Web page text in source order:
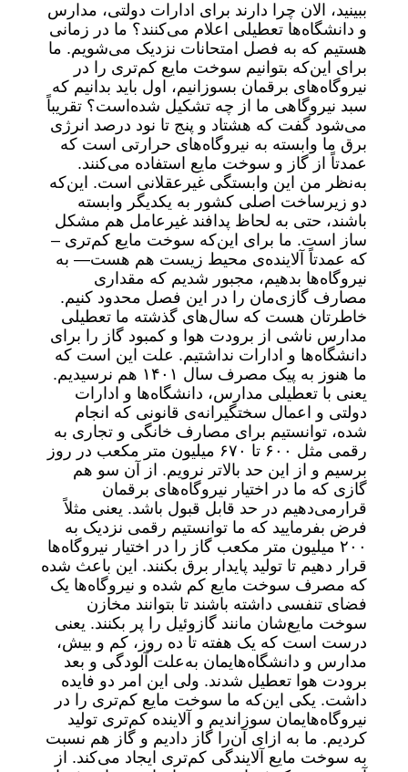
ببینید، الان چرا دارند برای ادارات دولتی، مدارس
و دانشگاه‌ها تعطیلی اعلام می‌کنند؟ ما در زمانی
هستیم که به فصل امتحانات نزدیک می‌شویم. ما
برای این‌که بتوانیم سوخت مایع کم‌تری را در
نیروگاه‌های برقمان بسوزانیم، اول باید بدانیم که
سبد نیروگاهی ما از چه تشکیل شده‌است؟ تقریباً
می‌شود گفت که هشتاد و پنج تا نود درصد انرژی
برق ما وابسته به نیروگاه‌های حرارتی است که
عمدتاً از گاز و سوخت مایع استفاده می‌کنند.
به‌نظر من این وابستگی غیرعقلانی است. این‌که
دو زیرساخت اصلی کشور به یکدیگر وابسته
باشند، حتی به لحاظ پدافند غیرعامل هم مشکل
ساز است. ما برای این‌که سوخت مایع کم‌تری –
که عمدتاً آلاینده‌ی محیط زیست هم هست— به
نیروگاه‌ها بدهیم، مجبور شدیم که مقداری
مصارف گازی‌مان را در این فصل محدود کنیم.
خاطرتان هست که سال‌های گذشته ما تعطیلی
مدارس ناشی از برودت هوا و کمبود گاز را برای
دانشگاه‌ها و ادارات نداشتیم. علت این است که
ما هنوز به پیک مصرف سال ۱۴۰۱ هم نرسیدیم.
یعنی با تعطیلی مدارس، دانشگاه‌ها و ادارات
دولتی و اعمال سختگیرانه‌ی قانونی که انجام
شده، توانستیم برای مصارف خانگی و تجاری به
رقمی مثل ۶۰۰ تا ۶۷۰ میلیون متر مکعب در روز
برسیم و از این حد بالاتر نرویم. از آن سو هم
گازی که ما در اختیار نیروگاه‌های برقمان
قرارمی‌دهیم در حد قابل قبول باشد. یعنی مثلاً
فرض بفرمایید که ما توانستیم رقمی نزدیک به
۲۰۰ میلیون متر مکعب گاز را در اختیار نیروگاه‌ها
قرار دهیم تا تولید پایدار برق بکنند. این باعث شده
که مصرف سوخت مایع کم شده و نیروگاه‌ها یک
فضای تنفسی داشته باشند تا بتوانند مخازن
سوخت مایع‌شان مانند گازوئیل را پر بکنند. یعنی
درست است که یک هفته تا ده روز، کم و بیش،
مدارس و دانشگاه‌هایمان به‌علت آلودگی و بعد
برودت هوا تعطیل شدند. ولی این امر دو فایده
داشت. یکی این‌که ما سوخت مایع کم‌تری را در
نیروگاه‌هایمان سوزاندیم و آلاینده کم‌تری تولید
کردیم. ما به ازای آن‌را گاز دادیم و گاز هم نسبت
به سوخت مایع آلایندگی کم‌تری ایجاد می‌کند. از